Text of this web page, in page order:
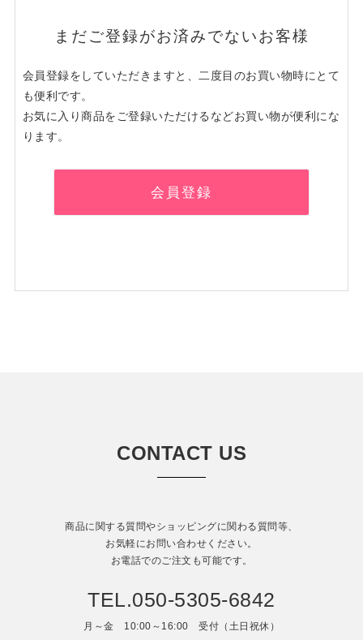
まだご登録がお済みでないお客様
会員登録をしていただきますと、二度目のお買い物時にとて
も便利です。
お気に入り商品をご登録いただけるなどお買い物が便利にな
ります。
会員登録
CONTACT US
商品に関する質問やショッピングに関わる質問等、
お気軽にお問い合わせください。
お電話でのご注文も可能です。
TEL.050-5305-6842
月～金 10:00～16:00 受付（土日祝休）